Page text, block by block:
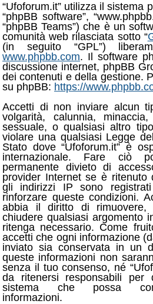
“Ufoforum.it” utilizza il sistema
“phpBB software”,
“phpBB Teams”) che è un
comunità web rilasciata sotto “
(in seguito “GPL”)
www.phpbb.com. Il software
discussione internet, phpBB
dei contenuti e della gestione.
su phpBB: https://
Accetti di non inviare alcun
volgarità, calunnia,
sessuale, o qualsiasi altro
violare una qualsiasi Legge
Stato dove “Ufoforum.it” è
internazionale. Fare ciò
permanente divieto di
provider Internet se è ritenuto
gli indirizzi IP sono
rinforzare queste condizioni.
abbia il diritto di rimuovere,
chiudere qualsiasi argomento
ritenga necessario. Come
accetti che ogni informazione
inviato sia conservata in un
queste informazioni non
senza il tuo consenso, né
da ritenersi responsabili per
sistema che possa
informazioni.